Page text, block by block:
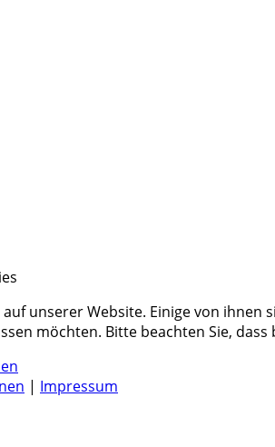
unserer Website. Einige von
möchten. Bitte beachten Sie,
| Impressum